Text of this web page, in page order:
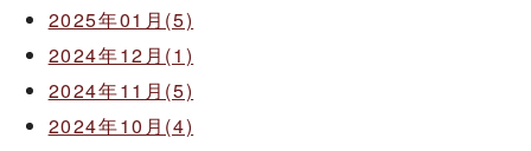
2025年01月(5)
2024年12月(1)
2024年11月(5)
2024年10月(4)